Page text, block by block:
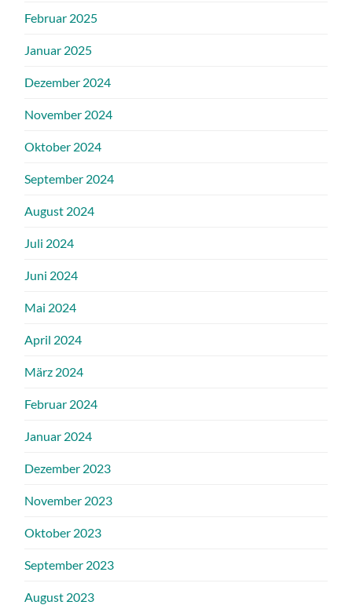
Februar 2025
Januar 2025
Dezember 2024
November 2024
Oktober 2024
September 2024
August 2024
Juli 2024
Juni 2024
Mai 2024
April 2024
März 2024
Februar 2024
Januar 2024
Dezember 2023
November 2023
Oktober 2023
September 2023
August 2023